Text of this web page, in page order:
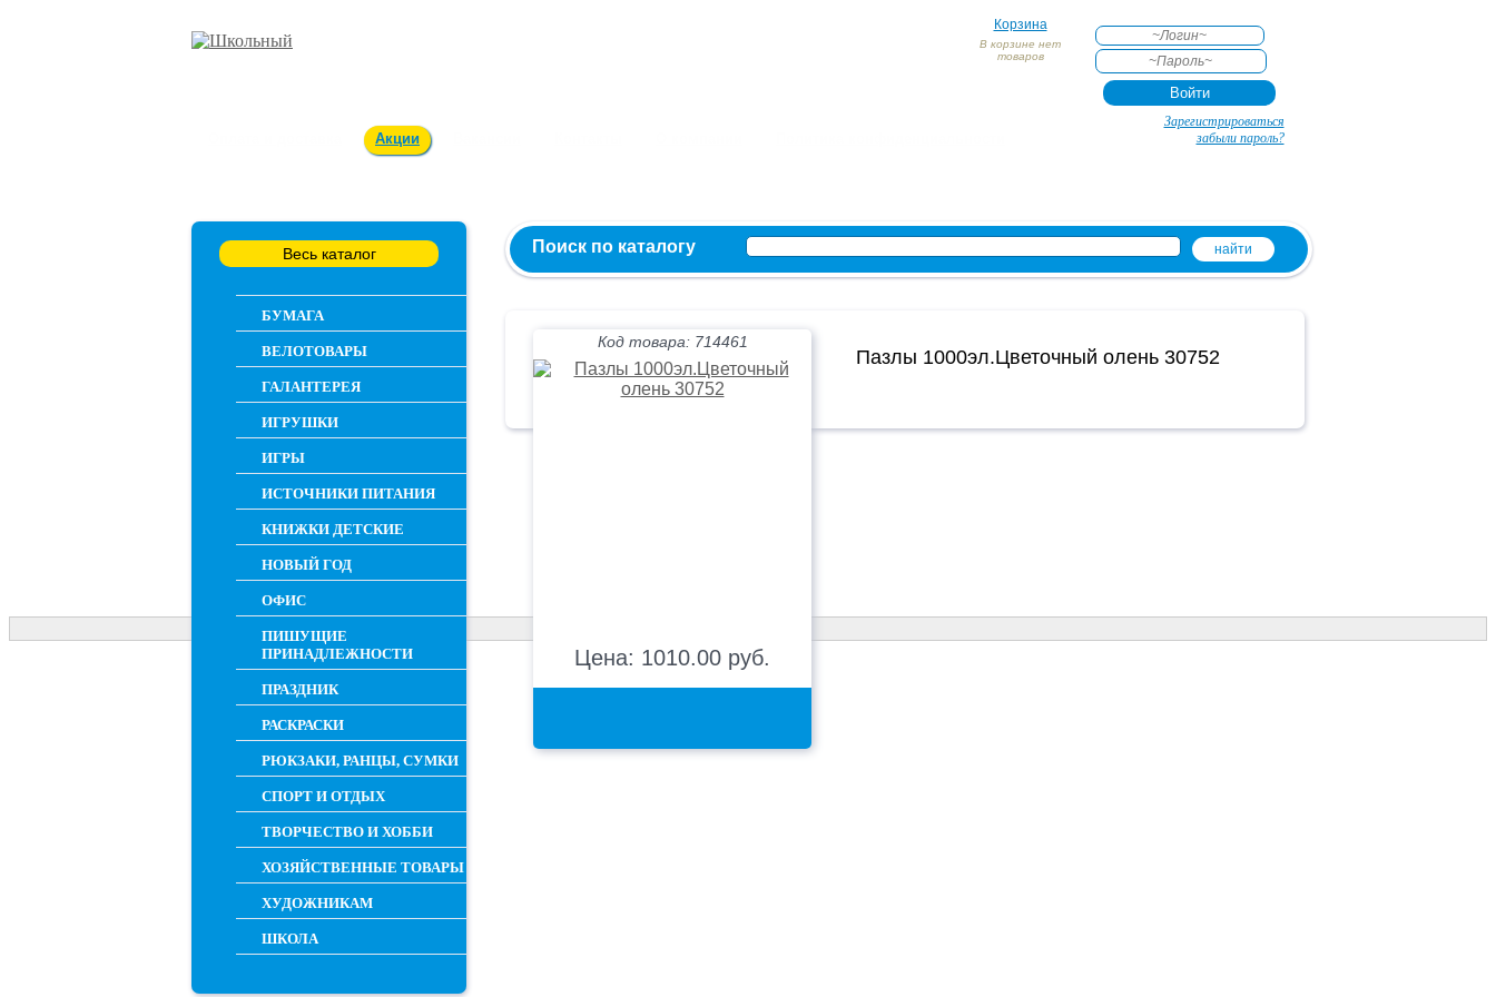
Корзина
В корзине нет
товаров
Зарегистрироваться
забыли пароль?
Акции
Весь каталог
БУМАГА
ВЕЛОТОВАРЫ
ГАЛАНТЕРЕЯ
ИГРУШКИ
ИГРЫ
ИСТОЧНИКИ ПИТАНИЯ
КНИЖКИ ДЕТСКИЕ
НОВЫЙ ГОД
ОФИС
ПИШУЩИЕ
ПРИНАДЛЕЖНОСТИ
ПРАЗДНИК
РАСКРАСКИ
РЮКЗАКИ, РАНЦЫ, СУМКИ
СПОРТ И ОТДЫХ
ТВОРЧЕСТВО И ХОББИ
ХОЗЯЙСТВЕННЫЕ ТОВАРЫ
ХУДОЖНИКАМ
ШКОЛА
Поиск по каталогу
Код товара: 714461
Цена: 1010.00 руб.
Пазлы 1000эл.Цветочный олень 30752